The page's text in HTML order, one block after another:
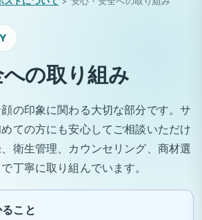
の取り組み
の印象に関わる大切な部分です。サ
ての方にも安心してご相談いただけ
衛生管理、カウンセリング、商材選
丁寧に取り組んでいます。
こと